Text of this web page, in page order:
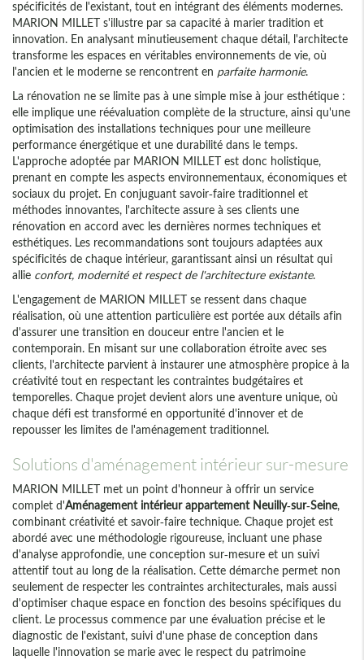
spécificités de l'existant, tout en intégrant des éléments modernes.
MARION MILLET s'illustre par sa capacité à marier tradition et
innovation. En analysant minutieusement chaque détail, l'architecte
transforme les espaces en véritables environnements de vie, où
l'ancien et le moderne se rencontrent en parfaite harmonie.
La rénovation ne se limite pas à une simple mise à jour esthétique :
elle implique une réévaluation complète de la structure, ainsi qu'une
optimisation des installations techniques pour une meilleure
performance énergétique et une durabilité dans le temps.
L'approche adoptée par MARION MILLET est donc holistique,
prenant en compte les aspects environnementaux, économiques et
sociaux du projet. En conjuguant savoir-faire traditionnel et
méthodes innovantes, l'architecte assure à ses clients une
rénovation en accord avec les dernières normes techniques et
esthétiques. Les recommandations sont toujours adaptées aux
spécificités de chaque intérieur, garantissant ainsi un résultat qui
allie confort, modernité et respect de l'architecture existante.
L'engagement de MARION MILLET se ressent dans chaque
réalisation, où une attention particulière est portée aux détails afin
d'assurer une transition en douceur entre l'ancien et le
contemporain. En misant sur une collaboration étroite avec ses
clients, l'architecte parvient à instaurer une atmosphère propice à la
créativité tout en respectant les contraintes budgétaires et
temporelles. Chaque projet devient alors une aventure unique, où
chaque défi est transformé en opportunité d'innover et de
repousser les limites de l'aménagement traditionnel.
Solutions d'aménagement intérieur sur-mesure
MARION MILLET met un point d'honneur à offrir un service
complet d'Aménagement intérieur appartement Neuilly-sur-Seine,
combinant créativité et savoir-faire technique. Chaque projet est
abordé avec une méthodologie rigoureuse, incluant une phase
d'analyse approfondie, une conception sur-mesure et un suivi
attentif tout au long de la réalisation. Cette démarche permet non
seulement de respecter les contraintes architecturales, mais aussi
d'optimiser chaque espace en fonction des besoins spécifiques du
client. Le processus commence par une évaluation précise et le
diagnostic de l'existant, suivi d'une phase de conception dans
laquelle l'innovation se marie avec le respect du patrimoine